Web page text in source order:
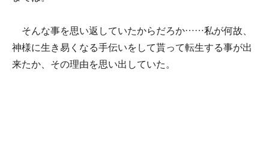
そんな事を思い返していたからだろか……私が何故、
神様に生き易くなる手伝いをして貰って転生する事が出
来たか、その理由を思い出していた。